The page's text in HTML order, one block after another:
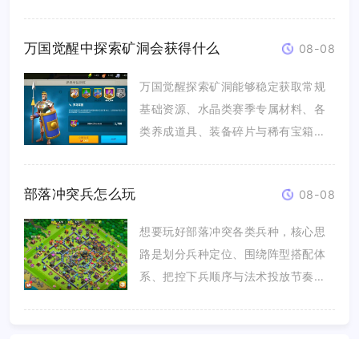
万国觉醒中探索矿洞会获得什么 08-08
万国觉醒探索矿洞能够稳定获取常规
基础资源、水晶类赛季专属材料、各
类养成道具、装备碎片与稀有宝箱奖
部落冲突兵怎么玩 08-08
想要玩好部落冲突各类兵种，核心思
路是划分兵种定位、围绕阵型搭配体
系、把控下兵顺序与法术投放节奏，